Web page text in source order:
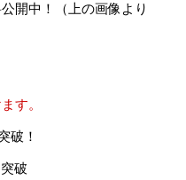
開中！（上の画像より
す。
破！
破